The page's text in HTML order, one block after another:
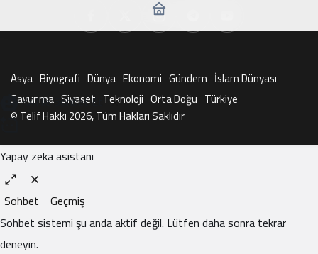
Asya Biyografi Dünya Ekonomi Gündem İslam Dünyası
Savunma Siyaset Teknoloji Orta Doğu Türkiye
© Telif Hakkı 2026, Tüm Hakları Saklıdır
KAI ile Sohbet Et
Yapay zeka asistanı
Sohbet Geçmiş
Sohbet sistemi şu anda aktif değil. Lütfen daha sonra tekrar
deneyin.